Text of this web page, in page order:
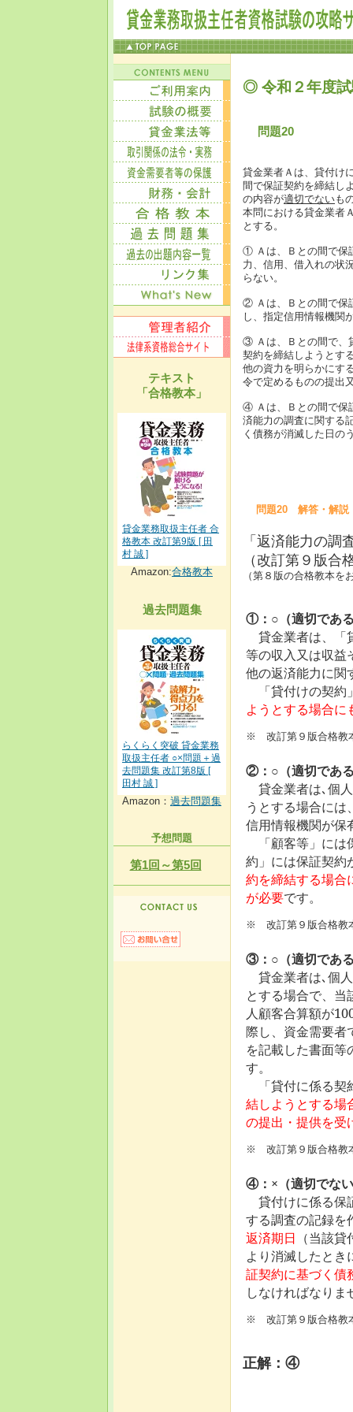
テキスト
「合格教本」
貸金業務取扱主任者 合
格教本 改訂第9版 [ 田
村 誠 ]
Amazon:合格教本
過去問題集
らくらく突破 貸金業務
取扱主任者 ○×問題＋過
去問題集 改訂第8版 [
田村 誠 ]
Amazon： 過去問題集
予想問題
第1回～第5回
◎ 令和２年度
問題20
貸金業者Ａは、貸付け
間で保証契約を締結し
の内容が適切でないも
本問における貸金業者
とする。
① Ａは、Ｂとの間で保
力、信用、借入れの状
らない。
② Ａは、Ｂとの間で保
し、指定信用情報機関
③ Ａは、Ｂとの間で、
契約を締結しようとす
他の資力を明らかにす
令で定めるものの提出
④ Ａは、Ｂとの間で保
済能力の調査に関する
く債務が消滅した日の
問題20 解答・解説
「返済能力の調
（改訂第９版合
（第８版の合格教本を
①：○（適切であ
貸金業者は、「
等の収入又は収益
他の返済能力に関
「貸付けの契約
ようとする場合に
※ 改訂第９版合格教
②：○（適切であ
貸金業者は､個
うとする場合に
信用情報機関が保
「顧客等」には
約」には保証契約
約を締結する場合
が必要です。
※ 改訂第９版合格教
③：○（適切であ
貸金業者は､個
とする場合で、
人顧客合算額が
際し、資金需要者
を記載した書面
す。
「貸付に係る契
結しようとする場
の提出・提供を受
※ 改訂第９版合格教
④：×（適切でな
貸付けに係る保
する調査の記録を
返済期日 （当該
より消滅したと
証契約に基づく債
しなければなりま
※ 改訂第９版合格教
正解：④